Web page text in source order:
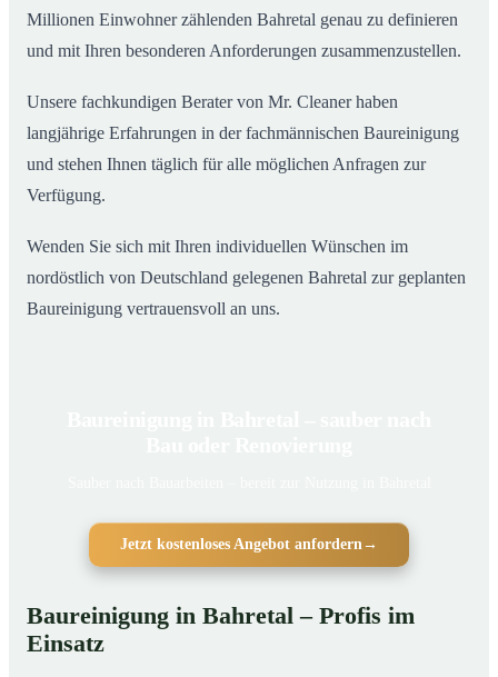
Millionen Einwohner zählenden Bahretal genau zu definieren
und mit Ihren besonderen Anforderungen zusammenzustellen.
Unsere fachkundigen Berater von Mr. Cleaner haben
langjährige Erfahrungen in der fachmännischen Baureinigung
und stehen Ihnen täglich für alle möglichen Anfragen zur
Verfügung.
Wenden Sie sich mit Ihren individuellen Wünschen im
nordöstlich von Deutschland gelegenen Bahretal zur geplanten
Baureinigung vertrauensvoll an uns.
Jetzt kostenloses Angebot anfordern→
Baureinigung in Bahretal – Profis im
Einsatz